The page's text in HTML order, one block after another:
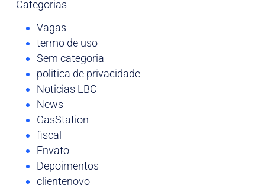
Categorias
Vagas
termo de uso
Sem categoria
politica de privacidade
Noticias LBC
News
GasStation
fiscal
Envato
Depoimentos
clientenovo